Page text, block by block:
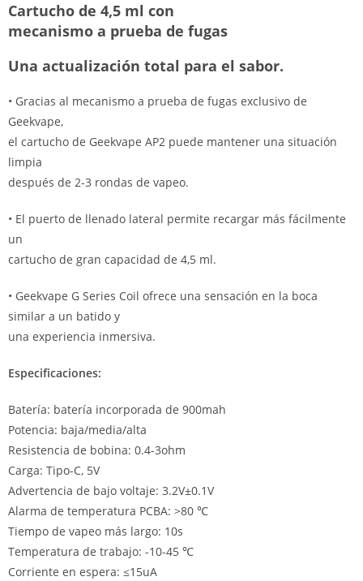
Cartucho de 4,5 ml con
mecanismo a prueba de fugas
Una actualización total para el sabor.
• Gracias al mecanismo a prueba de fugas exclusivo de
Geekvape,
el cartucho de Geekvape AP2 puede mantener una situación
limpia
después de 2-3 rondas de vapeo.
• El puerto de llenado lateral permite recargar más fácilmente
un
cartucho de gran capacidad de 4,5 ml.
• Geekvape G Series Coil ofrece una sensación en la boca
similar a un batido y
una experiencia inmersiva.
Especificaciones:
Batería: batería incorporada de 900mah
Potencia: baja/media/alta
Resistencia de bobina: 0.4-3ohm
Carga: Tipo-C, 5V
Advertencia de bajo voltaje: 3.2V±0.1V
Alarma de temperatura PCBA: >80 ℃
Tiempo de vapeo más largo: 10s
Temperatura de trabajo: -10-45 ℃
Corriente en espera: ≤15uA